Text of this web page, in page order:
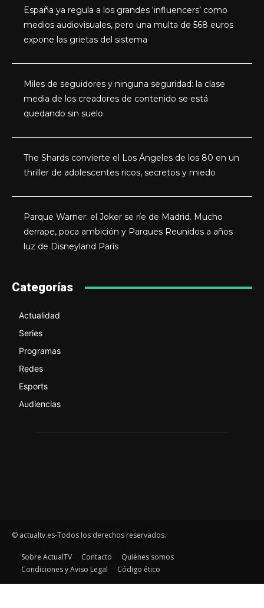
España ya regula a los grandes ‘influencers’ como
medios audiovisuales, pero una multa de 568 euros
expone las grietas del sistema
Miles de seguidores y ninguna seguridad: la clase
media de los creadores de contenido se está
quedando sin suelo
The Shards convierte el Los Ángeles de los 80 en un
thriller de adolescentes ricos, secretos y miedo
Parque Warner: el Joker se ríe de Madrid. Mucho
derrape, poca ambición y Parques Reunidos a años
luz de Disneyland París
Categorías
Actualidad
Series
Programas
Redes
Esports
Audiencias
© actualtv.es-Todos los derechos reservados.
Sobre ActualTV Contacto
Quiénes somos
Condiciones y Aviso Legal
Código ético